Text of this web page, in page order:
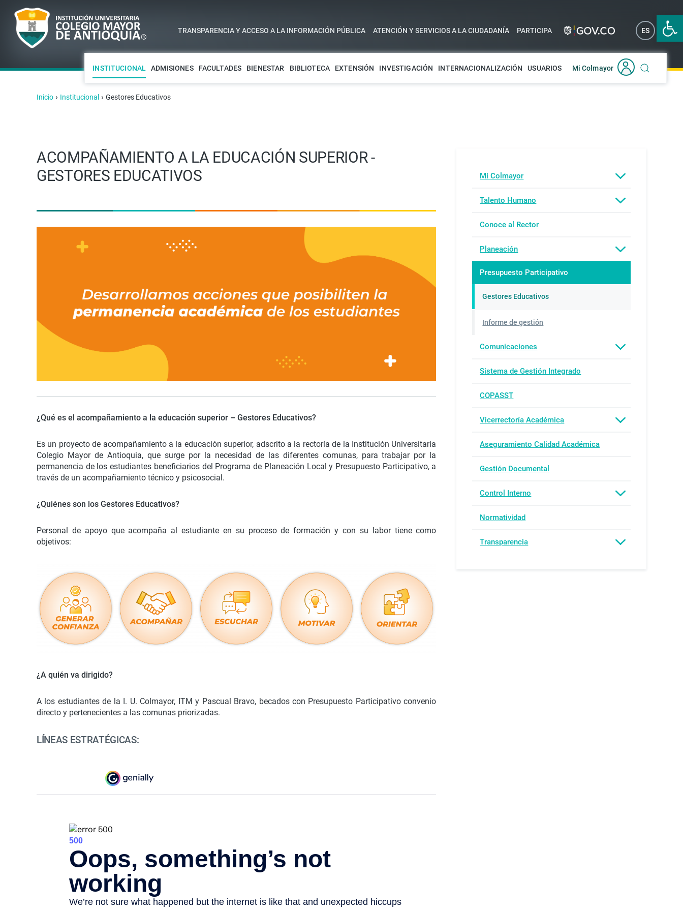
Abrir
TRANSPARENCIA Y ACCESO A LA INFORMACIÓN PÚBLICA ATENCIÓN Y SERVICIOS A LA CIUDADANÍA PARTICIPA ES EN
INSTITUCIONAL ADMISIONES FACULTADES BIENESTAR BIBLIOTECA EXTENSIÓN INVESTIGACIÓN INTERNACIONALIZACIÓN USUARIOS Mi Colmayor
Inicio › Institucional › Gestores Educativos
ACOMPAÑAMIENTO A LA EDUCACIÓN SUPERIOR -
GESTORES EDUCATIVOS
¿Qué es el acompañamiento a la educación superior – Gestores Educativos?
Es un proyecto de acompañamiento a la educación superior, adscrito a la rectoría de la Institución Universitaria
Colegio Mayor de Antioquia, que surge por la necesidad de las diferentes comunas, para trabajar por la
permanencia de los estudiantes beneficiarios del Programa de Planeación Local y Presupuesto Participativo, a
través de un acompañamiento técnico y psicosocial.
¿Quiénes son los Gestores Educativos?
Personal de apoyo que acompaña al estudiante en su proceso de formación y con su labor tiene como
objetivos:
¿A quién va dirigido?
A los estudiantes de la I. U. Colmayor, ITM y Pascual Bravo, becados con Presupuesto Participativo convenio
directo y pertenecientes a las comunas priorizadas.
LÍNEAS ESTRATÉGICAS:
Mi Colmayor
Talento Humano
Conoce al Rector
Planeación
Presupuesto Participativo
Gestores Educativos
Informe de gestión
Comunicaciones
Sistema de Gestión Integrado
COPASST
Vicerrectoría Académica
Aseguramiento Calidad Académica
Gestión Documental
Control Interno
Normatividad
Transparencia